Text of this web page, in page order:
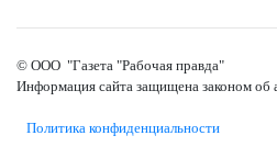
© ООО "Газета "Рабочая правда"
Информация сайта защищена законом об
Политика конфиденциальности